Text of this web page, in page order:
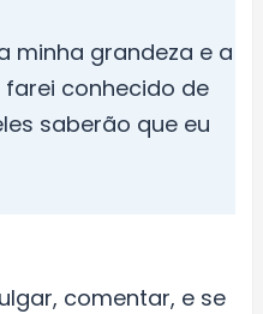
minha grandeza e a
conhecido de
saberão que eu
comentar, e se